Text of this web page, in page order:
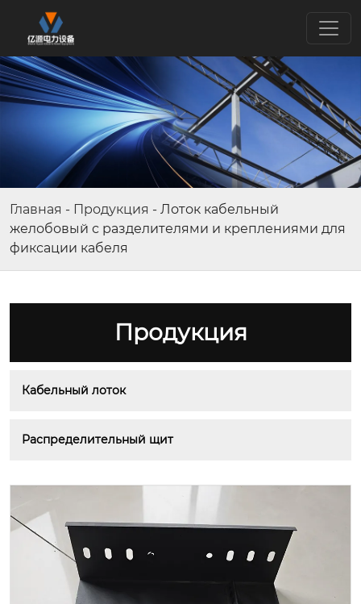
Главная - Продукция - Лоток кабельный
желобовый с разделителями и креплениями для
фиксации кабеля
Продукция
Кабельный лоток
Распределительный щит